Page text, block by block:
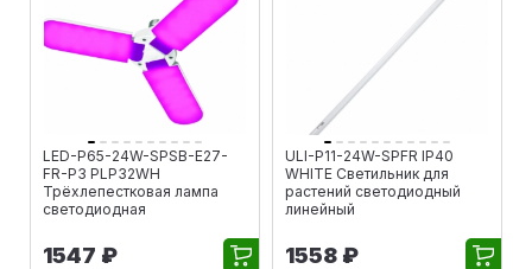
LED-P65-24W-SPSB-E27-
FR-P3 PLP32WH
Трёхлепестковая лампа
светодиодная
1547 ₽
ULI-P11-24W-SPFR IP40
WHITE Светильник для
растений светодиодный
линейный
1558 ₽